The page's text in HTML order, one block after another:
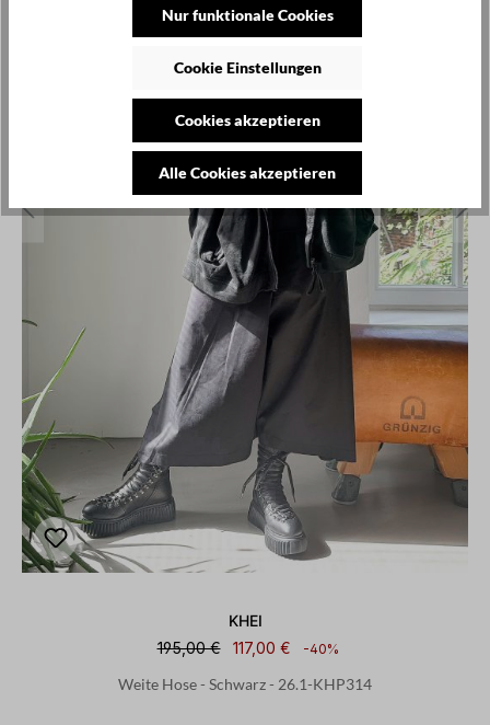
KHEI
195,00 €
117,00 € -40%
Weite Hose - Schwarz - 26.1-KHP314
Nur funktionale Cookies
Cookie Einstellungen
Cookies akzeptieren
Alle Cookies akzeptieren